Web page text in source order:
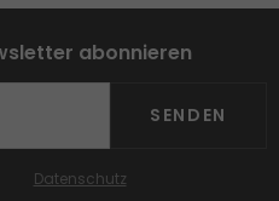
abonnieren
SENDEN
Datenschutz